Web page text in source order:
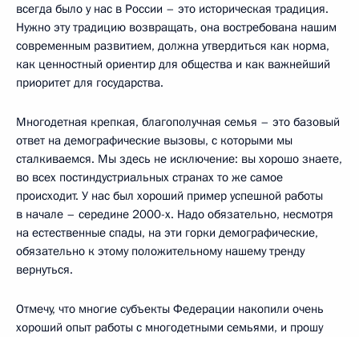
всегда было у нас в России – это историческая традиция.
Нужно эту традицию возвращать, она востребована нашим
современным развитием, должна утвердиться как норма,
как ценностный ориентир для общества и как важнейший
приоритет для государства.
Многодетная крепкая, благополучная семья – это базовый
ответ на демографические вызовы, с которыми мы
сталкиваемся. Мы здесь не исключение: вы хорошо знаете,
во всех постиндустриальных странах то же самое
происходит. У нас был хороший пример успешной работы
в начале – середине 2000-х. Надо обязательно, несмотря
на естественные спады, на эти горки демографические,
обязательно к этому положительному нашему тренду
вернуться.
Отмечу, что многие субъекты Федерации накопили очень
хороший опыт работы с многодетными семьями, и прошу